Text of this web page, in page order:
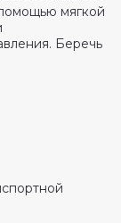
мягкой
Беречь